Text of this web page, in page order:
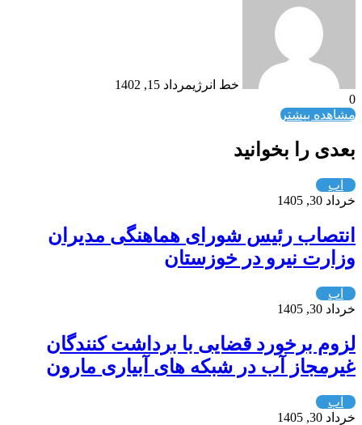
خط انرژیمرداد 15, 1402
0
مشاهده بیشتر
بعدی را بخوانید
آب
خرداد 30, 1405
انتصاب رئیس شورای هماهنگی مدیران
وزارت نیرو در خوزستان
آب
خرداد 30, 1405
لزوم برخورد قضایی با برداشت کنندگان
غیرمجاز آب در شبکه های آبیاری مارون
آب
خرداد 30, 1405